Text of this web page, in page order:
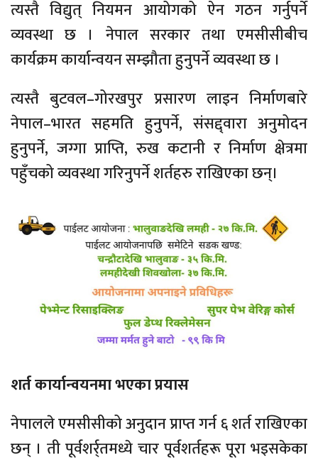
त्यस्तै विद्युत् नियमन आयोगको ऐन गठन गर्नुपर्ने
व्यवस्था छ । नेपाल सरकार तथा एमसीसीबीच
कार्यक्रम कार्यान्वयन सम्झौता हुनुपर्ने व्यवस्था छ ।
त्यस्तै बुटवल–गोरखपुर प्रसारण लाइन निर्माणबारे
नेपाल–भारत सहमति हुनुपर्ने, संसद्द्वारा अनुमोदन
हुनुपर्ने, जग्गा प्राप्ति, रुख कटानी र निर्माण क्षेत्रमा
पहुँचको व्यवस्था गरिनुपर्ने शर्तहरु राखिएका छन्।
शर्त कार्यान्वयनमा भएका प्रयास
नेपालले एमसीसीको अनुदान प्राप्त गर्न ६ शर्त राखिएका
छन् । ती पूर्वशर्र्तमध्ये चार पूर्वशर्तहरू पूरा भइसकेका